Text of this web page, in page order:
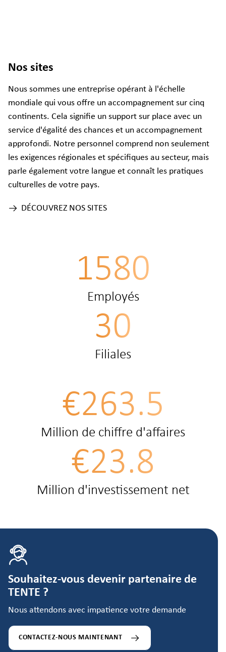
Nos sites
Nous sommes une entreprise opérant à l'échelle
mondiale qui vous offre un accompagnement sur cinq
continents. Cela signifie un support sur place avec un
service d'égalité des chances et un accompagnement
approfondi. Notre personnel comprend non seulement
les exigences régionales et spécifiques au secteur, mais
parle également votre langue et connaît les pratiques
culturelles de votre pays.
DÉCOUVREZ NOS SITES
1580
Employés
30
Filiales
€263.5
Million de chiffre d'affaires
€23.8
Million d'investissement net
Souhaitez-vous devenir partenaire de
TENTE ?
Nous attendons avec impatience votre demande
CONTACTEZ-NOUS MAINTENANT